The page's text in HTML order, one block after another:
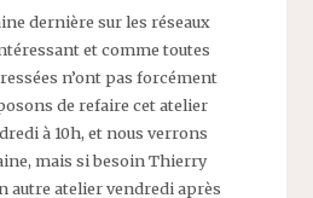
dernière sur les réseaux
et comme toutes
n’ont pas forcément
de refaire cet atelier
à 10h, et nous verrons
mais si besoin Thierry
autre atelier vendredi après